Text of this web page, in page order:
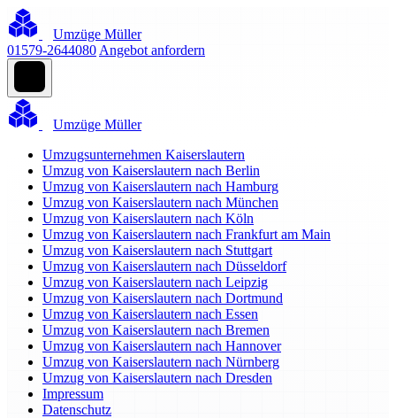
Umzüge Müller
01579-2644080 Angebot anfordern
Umzüge Müller
Umzugsunternehmen Kaiserslautern
Umzug von Kaiserslautern nach Berlin
Umzug von Kaiserslautern nach Hamburg
Umzug von Kaiserslautern nach München
Umzug von Kaiserslautern nach Köln
Umzug von Kaiserslautern nach Frankfurt am Main
Umzug von Kaiserslautern nach Stuttgart
Umzug von Kaiserslautern nach Düsseldorf
Umzug von Kaiserslautern nach Leipzig
Umzug von Kaiserslautern nach Dortmund
Umzug von Kaiserslautern nach Essen
Umzug von Kaiserslautern nach Bremen
Umzug von Kaiserslautern nach Hannover
Umzug von Kaiserslautern nach Nürnberg
Umzug von Kaiserslautern nach Dresden
Impressum
Datenschutz